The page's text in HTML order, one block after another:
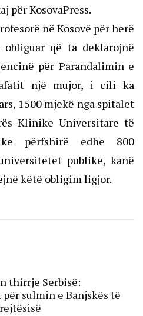
për KosovaPress.
në Kosovë për herë
që ta deklarojnë
për Parandalimin e
afatit një mujor, i cili ka
1500 mjekë nga spitalet
Klinike Universitare të
përfshirë edhe 800
publike, kanë
këtë obligim ligjor.
thirrje Serbisë:
sulmin e Banjskës të